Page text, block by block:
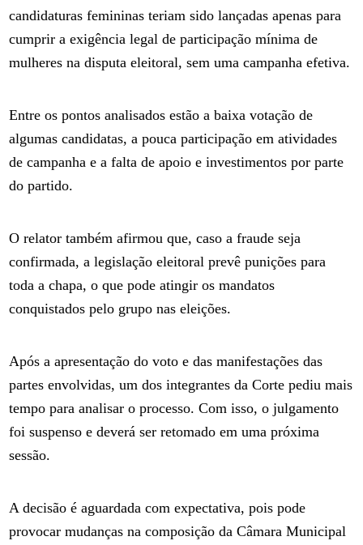
candidaturas femininas teriam sido lançadas apenas para
cumprir a exigência legal de participação mínima de
mulheres na disputa eleitoral, sem uma campanha efetiva.
Entre os pontos analisados estão a baixa votação de
algumas candidatas, a pouca participação em atividades
de campanha e a falta de apoio e investimentos por parte
do partido.
O relator também afirmou que, caso a fraude seja
confirmada, a legislação eleitoral prevê punições para
toda a chapa, o que pode atingir os mandatos
conquistados pelo grupo nas eleições.
Após a apresentação do voto e das manifestações das
partes envolvidas, um dos integrantes da Corte pediu mais
tempo para analisar o processo. Com isso, o julgamento
foi suspenso e deverá ser retomado em uma próxima
sessão.
A decisão é aguardada com expectativa, pois pode
provocar mudanças na composição da Câmara Municipal